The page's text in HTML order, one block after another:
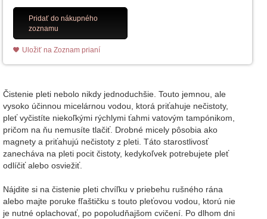
Pridať do nákupného
zoznamu
Uložiť na Zoznam prianí
Čistenie pleti nebolo nikdy jednoduchšie. Touto jemnou, ale
vysoko účinnou micelárnou vodou, ktorá priťahuje nečistoty,
pleť vyčistíte niekoľkými rýchlymi ťahmi vatovým tampónikom,
pričom na ňu nemusíte tlačiť. Drobné micely pôsobia ako
magnety a priťahujú nečistoty z pleti. Táto starostlivosť
zanecháva na pleti pocit čistoty, kedykoľvek potrebujete pleť
odlíčiť alebo osviežiť.
Nájdite si na čistenie pleti chvíľku v priebehu rušného rána
alebo majte poruke fľaštičku s touto pleťovou vodou, ktorú nie
je nutné oplachovať, po popoludňajšom cvičení. Po dlhom dni